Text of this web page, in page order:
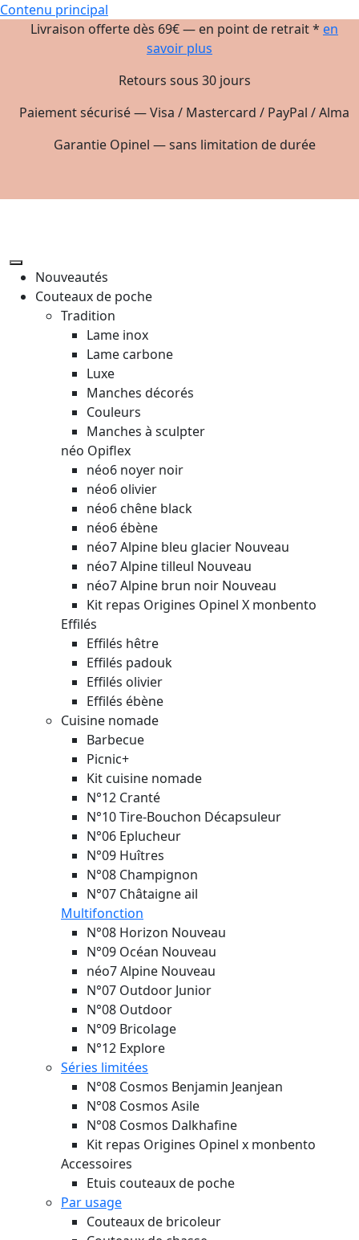
Contenu principal
Livraison offerte dès 69€ — en point de retrait * en
savoir plus
Retours sous 30 jours
Paiement sécurisé — Visa / Mastercard / PayPal / Alma
Garantie Opinel — sans limitation de durée
Nouveautés
Couteaux de poche
Tradition
Lame inox
Lame carbone
Luxe
Manches décorés
Couleurs
Manches à sculpter
néo Opiflex
néo6 noyer noir
néo6 olivier
néo6 chêne black
néo6 ébène
néo7 Alpine bleu glacier Nouveau
néo7 Alpine tilleul Nouveau
néo7 Alpine brun noir Nouveau
Kit repas Origines Opinel X monbento
Effilés
Effilés hêtre
Effilés padouk
Effilés olivier
Effilés ébène
Cuisine nomade
Barbecue
Picnic+
Kit cuisine nomade
N°12 Cranté
N°10 Tire-Bouchon Décapsuleur
N°06 Eplucheur
N°09 Huîtres
N°08 Champignon
N°07 Châtaigne ail
Multifonction
N°08 Horizon Nouveau
N°09 Océan Nouveau
néo7 Alpine Nouveau
N°07 Outdoor Junior
N°08 Outdoor
N°09 Bricolage
N°12 Explore
Séries limitées
N°08 Cosmos Benjamin Jeanjean
N°08 Cosmos Asile
N°08 Cosmos Dalkhafine
Kit repas Origines Opinel x monbento
Accessoires
Etuis couteaux de poche
Par usage
Couteaux de bricoleur